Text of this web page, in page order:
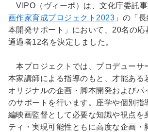
VIPO（ヴィーポ）は、文化庁委託事
画作家育成プロジェクト2023 」の「
本開発サポート」において、20名の応
通過者12名を決定しました。
本プロジェクトでは、プロデューサ
本家講師による指導のもと、才能ある
オリジナルの企画・脚本開発およびパ
のサポートを行います。座学や個別指
編映画監督として必要な知識や視点を
ティ・実現可能性ともに高度な企画・